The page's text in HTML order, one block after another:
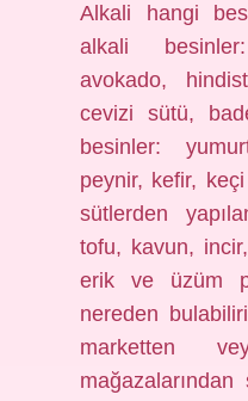
Alkali hangi
alkali
avokado,
cevizi sütü,
besinler:
peynir, kefir,
sütlerden
tofu, kavun,
erik ve üzüm
nereden
marketten